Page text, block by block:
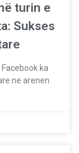
turin e
Sukses
ka
ne arenen